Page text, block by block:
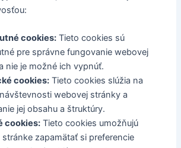
cookies: Tieto cookies sú
pre správne fungovanie webovej
nie je možné ich vypnúť.
cookies: Tieto cookies slúžia na
webovej stránky a
jej obsahu a štruktúry.
cookies: Tieto cookies umožňujú
zapamätať si preferencie